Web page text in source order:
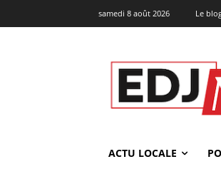
samedi 8 août 2026 Le
ACTU LOCALE